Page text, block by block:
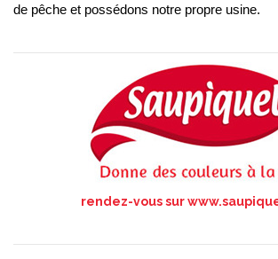
de pêche et possédons notre propre usine.
rendez-vous sur